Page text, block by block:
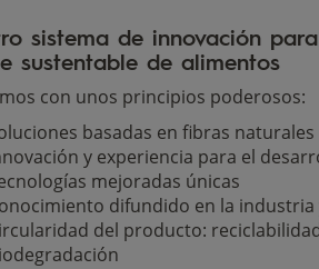
sistema de innovación
sustentable de alimentos
con unos principios poderosos:
basadas en fibras naturales
y experiencia para el
mejoradas únicas
difundido en la
del producto: